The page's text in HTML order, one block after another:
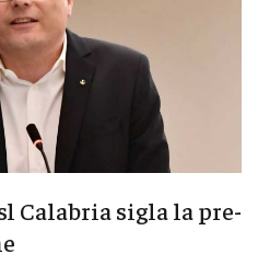
Calabria sigla la pre-